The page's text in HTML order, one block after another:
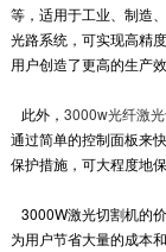
等，适用于工业、制造
光路系统，可实现高精
用户创造了更高的生产效
此外， 3000w光纤激
通过简单的控制面板来
保护措施，可大程度地
3000W激光切割机的
为用户节省大量的成本